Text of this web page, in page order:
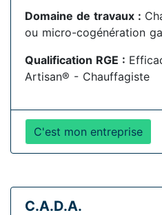
Domaine de travaux :
ou micro-cogénération
Qualification RGE :
Artisan® - Chauffagiste
C'est mon entreprise
C.A.D.A.